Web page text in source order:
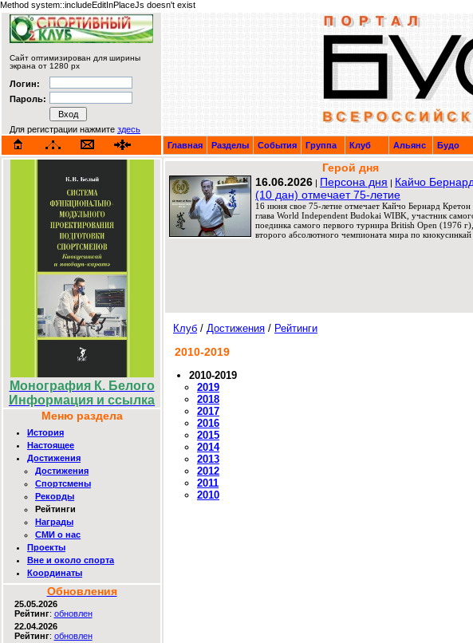
Method system::includeEditInPlaceJs doesn't exist
Сайт оптимизирован для ширины
экрана от 1280 px
Логин:
Пароль:
Для регистрации нажмите здесь
Главная Разделы События Группа Клуб Альянс Будо
Монография К. Белого
Информация и ссылка
Меню раздела
История
Настоящее
Достижения
Достижения
Спортсмены
Рекорды
Рейтинги
Награды
СМИ о нас
Проекты
Вне и около спорта
Координаты
Обновления
25.05.2026
Рейтинг: обновлен
22.04.2026
Рейтинг: обновлен
Герой дня
16.06.2026 | Персона дня | Кайчо
(10 дан) отмечает 75-летие
16 июня свое 75-летие отмечает Кайчо Бернард
глава World Independent Budokai WIBK, участник
поединка самого первого турнира British Open (1976
второго абсолютного чемпионата мира по киокусинкай
Клуб / Достижения / Рейтинги
2010-2019
2010-2019
2019
2018
2017
2016
2015
2014
2013
2012
2011
2010